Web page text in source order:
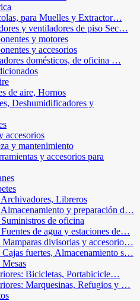
para Muelles y Extractor…
y ventiladores de piso Sec…
y motores
y accesorios
domésticos, de oficina …
de aire, Hornos
Deshumidificadores y
accesorios
y mantenimiento
y accesorios para
Libreros
y preparación d…
de oficina
de agua y estaciones de…
divisorias y accesorio…
fuertes, Almacenamiento s…
Bicicletas, Portabicicle…
Marquesinas, Refugios y …